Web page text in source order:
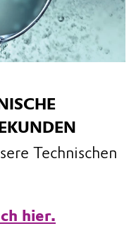
Technischen
hier.